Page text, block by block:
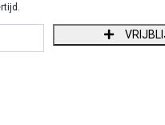
€ 25,00 AANTAL